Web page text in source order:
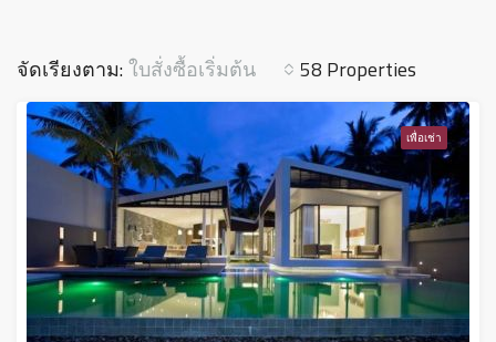
58 Properties
จัดเรียงตาม:ใบสั่งซื้อเริ่มต้น
เพื่อเช่า